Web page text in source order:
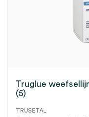
Truglue
(5)
TRUSETAL